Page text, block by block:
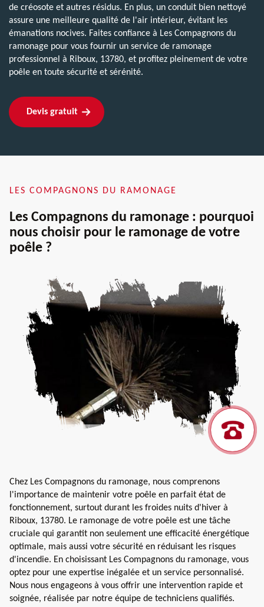
de créosote et autres résidus. En plus, un conduit bien nettoyé
assure une meilleure qualité de l'air intérieur, évitant les
émanations nocives. Faites confiance à Les Compagnons du
ramonage pour vous fournir un service de ramonage
professionnel à Riboux, 13780, et profitez pleinement de votre
poêle en toute sécurité et sérénité.
Devis gratuit
LES COMPAGNONS DU RAMONAGE
Les Compagnons du ramonage : pourquoi
nous choisir pour le ramonage de votre
poêle ?
Chez Les Compagnons du ramonage, nous comprenons
l'importance de maintenir votre poêle en parfait état de
fonctionnement, surtout durant les froides nuits d'hiver à
Riboux, 13780. Le ramonage de votre poêle est une tâche
cruciale qui garantit non seulement une efficacité énergétique
optimale, mais aussi votre sécurité en réduisant les risques
d'incendie. En choisissant Les Compagnons du ramonage, vous
optez pour une expertise inégalée et un service personnalisé.
Nous nous engageons à vous offrir une intervention rapide et
soignée, réalisée par notre équipe de techniciens qualifiés.